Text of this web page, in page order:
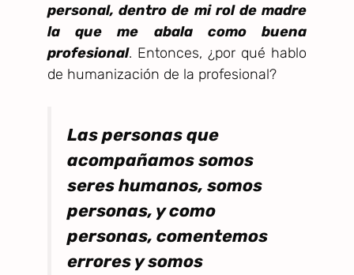
personal, dentro de mi rol de madre
la que me abala como buena
profesional. Entonces, ¿por qué hablo
de humanización de la profesional?
Las personas que
acompañamos somos
seres humanos, somos
personas, y como
personas, comentemos
errores y somos